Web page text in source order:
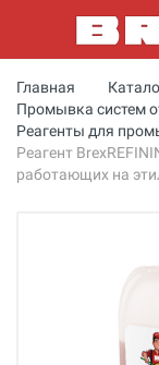
Главная
Промывка систем
Реагенты для
Реагент
работающих на